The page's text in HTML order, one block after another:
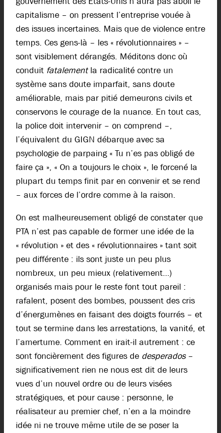
capitalisme – on pressent l’entreprise vouée à
des issues incertaines. Mais que de violence entre
temps. Ces gens-là – les « révolutionnaires » –
sont visiblement dérangés. Méditons donc où
conduit fatalementla radicalité contre un
système sans doute imparfait, sans doute
améliorable, mais par pitié demeurons civils et
conservons le courage de la nuance. En tout cas,
la police doit intervenir – on comprend –,
l’équivalent du GIGN débarque avec sa
psychologie de parpaing « Tu n’es pas obligé de
faire ça », « On a toujours le choix », le forcené la
plupart du temps finit par en convenir et se rend
– aux forces de l’ordre comme à la raison.
On est malheureusement obligé de constater que
PTA n’est pas capable de former une idée de la
« révolution » et des « révolutionnaires » tant soit
peu différente : ils sont juste un peu plus
nombreux, un peu mieux (relativement…)
organisés mais pour le reste font tout pareil :
rafalent, posent des bombes, poussent des cris
d’énergumènes en faisant des doigts fourrés – et
tout se termine dans les arrestations, la vanité, et
l’amertume. Comment en irait-il autrement : ce
sont foncièrement des figures de desperados–
significativement rien ne nous est dit de leurs
vues d’un nouvel ordre ou de leurs visées
stratégiques, et pour cause : personne, le
réalisateur au premier chef, n’en a la moindre
idée ni ne trouve même utile de se poser la